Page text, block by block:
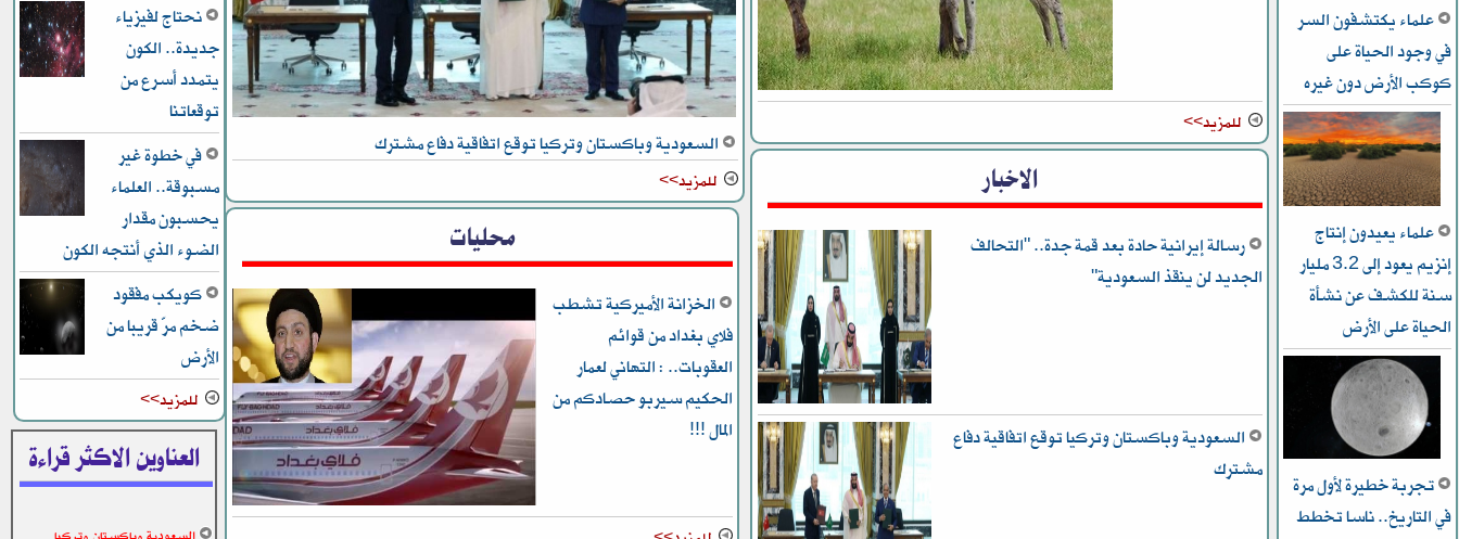
علماء يكتشفون السر
في وجود الحياة على
كوكب الأرض دون غيره
علماء يعيدون إنتاج
إنزيم يعود إلى 3.2 مليار
سنة للكشف عن نشأة
الحياة على الأرض
تجربة خطيرة لأول مرة
في التاريخ.. ناسا تخطط
للمزيد>>
الاخبار
رسالة إيرانية حادة بعد قمة جدة.. "التحالف
الجديد لن ينقذ السعودية"
السعودية وباكستان وتركيا توقع اتفاقية دفاع
مشترك
السعودية وباكستان وتركيا توقع اتفاقية دفاع مشترك
للمزيد>>
محليات
الخزانة الأميركية تشطب
فلاي بغداد من قوائم
العقوبات.. : التهاني لعمار
الحكيم سيربو حصادكم من
المال !!!
نحتاج لفيزياء
جديدة.. الكون
يتمدد أسرع من
توقعاتنا
في خطوة غير
مسبوقة.. العلماء
يحسبون مقدار
الضوء الذي أنتجه الكون
كويكب مفقود
ضخم مرّ قريبا من
الأرض
للمزيد>>
العناوين الاكثر قراءة